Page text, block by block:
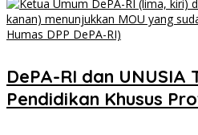
DePA-RI dan UNUSIA
Pendidikan Khusus